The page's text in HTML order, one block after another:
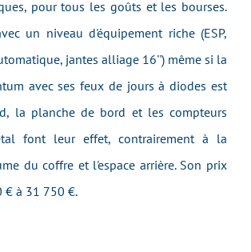
pour tous les goûts et les bourses.
un niveau d'équipement riche (ESP,
jantes alliage 16'') même si la
avec ses feux de jours à diodes est
la planche de bord et les compteurs
font leur effet, contrairement à la
du coffre et l'espace arrière. Son prix
€ à 31 750 €.